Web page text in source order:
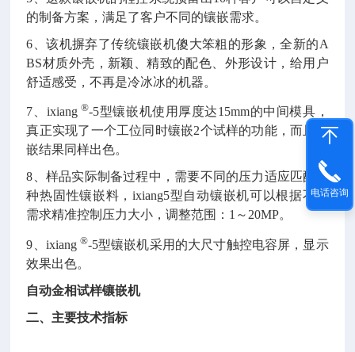
的制备方案，满足了客户不同的镶嵌需求。
6、该机摒弃了传统镶嵌机傻大笨粗的形象，全新的A
BS材质外壳，新颖、精致的配色、外形设计，给用户
舒适感受，不再是冷冰冰的机器。
7、ixiang®-5型镶嵌机使用厚度达15mm的中间模具，
真正实现了一个工位同时镶嵌2个试样的功能，而且镶
嵌结果同样出色。
8、样品实际制备过程中，需要不同的压力适应匹配各
种热固性镶嵌料，ixiang5型自动镶嵌机可以根据不同
需求精准控制压力大小，调整范围：1～20MP。
9、ixiang ®-5型镶嵌机采用的大尺寸触控电容屏，显示
效果出色。
自动金相试样镶嵌机
二、主要技术指标
电话咨询